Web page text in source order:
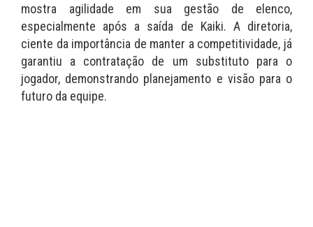
mostra agilidade em sua gestão de elenco,
especialmente após a saída de Kaiki. A diretoria,
ciente da importância de manter a competitividade, já
garantiu a contratação de um substituto para o
jogador, demonstrando planejamento e visão para o
futuro da equipe.